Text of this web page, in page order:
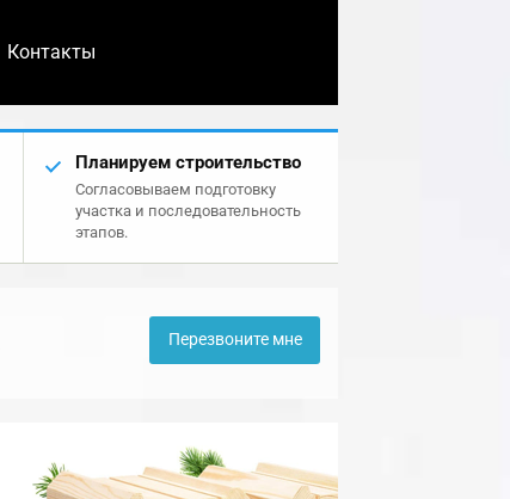
Контакты
Планируем строительство
Согласовываем подготовку
участка и последовательность
этапов.
Перезвоните мне